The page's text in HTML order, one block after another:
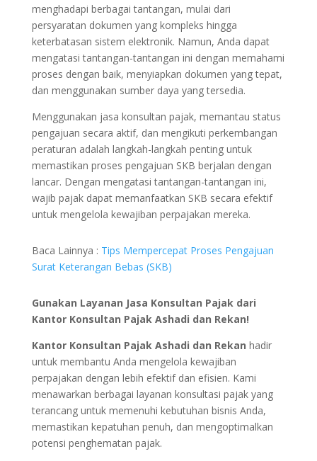
menghadapi berbagai tantangan, mulai dari
persyaratan dokumen yang kompleks hingga
keterbatasan sistem elektronik. Namun, Anda dapat
mengatasi tantangan-tantangan ini dengan memahami
proses dengan baik, menyiapkan dokumen yang tepat,
dan menggunakan sumber daya yang tersedia.
Menggunakan jasa konsultan pajak, memantau status
pengajuan secara aktif, dan mengikuti perkembangan
peraturan adalah langkah-langkah penting untuk
memastikan proses pengajuan SKB berjalan dengan
lancar. Dengan mengatasi tantangan-tantangan ini,
wajib pajak dapat memanfaatkan SKB secara efektif
untuk mengelola kewajiban perpajakan mereka.
Baca Lainnya : Tips Mempercepat Proses Pengajuan
Surat Keterangan Bebas (SKB)
Gunakan Layanan Jasa Konsultan Pajak dari
Kantor Konsultan Pajak Ashadi dan Rekan!
Kantor Konsultan Pajak Ashadi dan Rekan hadir
untuk membantu Anda mengelola kewajiban
perpajakan dengan lebih efektif dan efisien. Kami
menawarkan berbagai layanan konsultasi pajak yang
terancang untuk memenuhi kebutuhan bisnis Anda,
memastikan kepatuhan penuh, dan mengoptimalkan
potensi penghematan pajak.